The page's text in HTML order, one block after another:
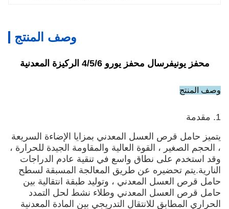
وصف المنتج
محفز يونيفرسال محفز يورو 4/5/6 الركيزة المعدنية
وصف المنتج
1. مقدمة
يتميز حامل قرص العسل المعدني بمزايا الإضاءة السريعة
، الحجم الصغير ، القوة العالية والمقاومة الجيدة للحرارة ،
وقد استخدم على نطاق واسع في تنقية عادم الدراجات
النارية.يتم تحضيره عن طريق المعالجة المسبقة لسطح
حامل قرص العسل المعدني ، وتوليد طبقة انتقالية بين
حامل قرص العسل المعدني وطلاء نشط لحل التمدد
الحراري المطابق للانتقال التدريجي بين المادة المعدنية